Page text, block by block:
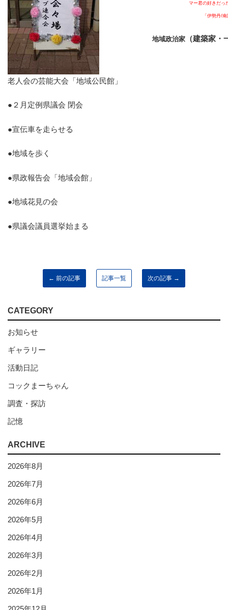
老人会の芸能大会「地域公民館」
●２月定例県議会 閉会
●宣伝車を走らせる
●地域を歩く
●県政報告会「地域会館」
●地域花見の会
●県議会議員選挙始まる
マー君の好きだった
「伊勢丹/南国酒
地域政治家 （建築家・
← 前の記事 記事一覧 次の記事 →
CATEGORY
お知らせ
ギャラリー
活動日記
コックまーちゃん
調査・探訪
記憶
ARCHIVE
2026年8月
2026年7月
2026年6月
2026年5月
2026年4月
2026年3月
2026年2月
2026年1月